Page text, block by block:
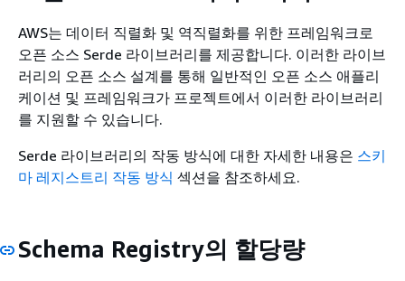
AWS는 데이터 직렬화 및 역직렬화를 위한 프레임워크로
오픈 소스 Serde 라이브러리를 제공합니다. 이러한 라이브
러리의 오픈 소스 설계를 통해 일반적인 오픈 소스 애플리
케이션 및 프레임워크가 프로젝트에서 이러한 라이브러리
를 지원할 수 있습니다.
Serde 라이브러리의 작동 방식에 대한 자세한 내용은 스키
마 레지스트리 작동 방식 섹션을 참조하세요.
Schema Registry의 할당량